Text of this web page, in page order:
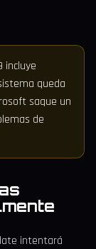
incluye
queda
saque un
de
intentará